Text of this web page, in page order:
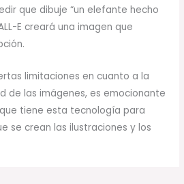
que dibuje “un elefante hecho
E creará una imagen que
limitaciones en cuanto a la
de las imágenes, es emocionante
tiene esta tecnología para
se crean las ilustraciones y los